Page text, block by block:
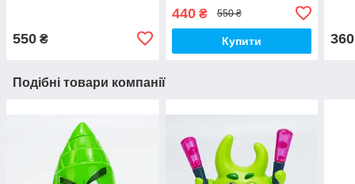
550 ₴
440₴ 550 ₴
Купити 360
Подібні товари компанії